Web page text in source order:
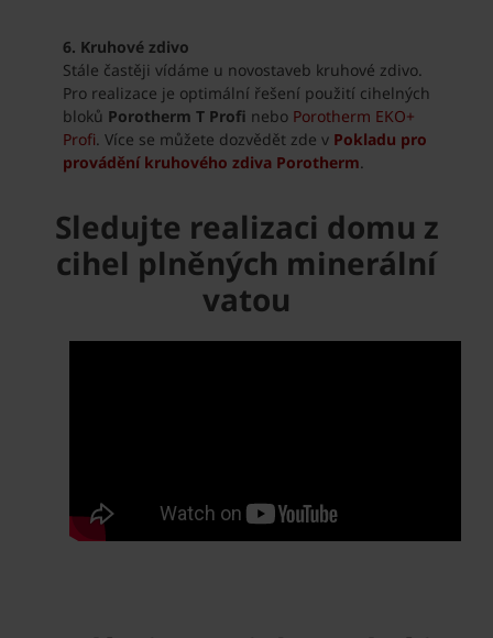
6. Kruhové zdivo
Stále častěji vídáme u novostaveb kruhové zdivo.
Pro realizace je optimální řešení použití cihelných
bloků Porotherm T Profi nebo Porotherm EKO+
Profi. Více se můžete dozvědět zde v Pokladu pro
provádění kruhového zdiva Porotherm.
Sledujte realizaci domu z
cihel plněných minerální
vatou